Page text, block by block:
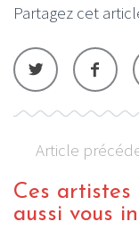
Partagez cet
Article
Ces
aussi vous